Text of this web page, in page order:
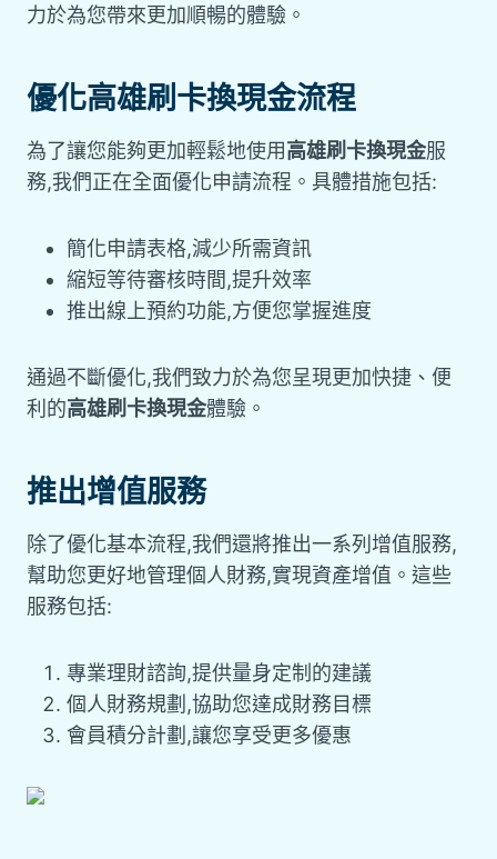
力於為您帶來更加順暢的體驗。
優化高雄刷卡換現金流程
為了讓您能夠更加輕鬆地使用高雄刷卡換現金服
務,我們正在全面優化申請流程。具體措施包括:
簡化申請表格,減少所需資訊
縮短等待審核時間,提升效率
推出線上預約功能,方便您掌握進度
通過不斷優化,我們致力於為您呈現更加快捷、便
利的高雄刷卡換現金體驗。
推出增值服務
除了優化基本流程,我們還將推出一系列增值服務,
幫助您更好地管理個人財務,實現資產增值。這些
服務包括:
專業理財諮詢,提供量身定制的建議
個人財務規劃,協助您達成財務目標
會員積分計劃,讓您享受更多優惠